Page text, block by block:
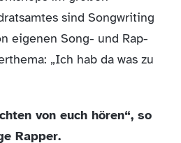
sind Songwriting
eigenen Song- und Rap-
„Ich hab da was zu
von euch hören“, so
Rapper.